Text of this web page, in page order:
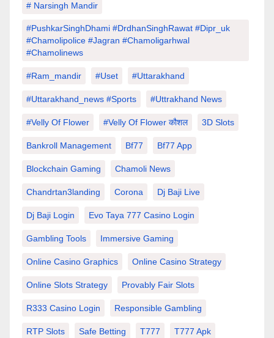
# Narsingh Mandir
#PushkarSinghDhami #drdhanSinghRawat #dipr_uk
#chamolipolice #Jagran #chamoligarhwal
#chamolinews
#Ram_mandir #uset #uttarakhand
#Uttarakhand_news #sports #Uttrakhand News
#velly Of Flower #velly Of Flower कौशल 3D Slots
Bankroll Management Bf77 Bf77 App
Blockchain Gaming Chamoli News
Chandrtan3landing Corona Dj Baji Live
Dj Baji Login Evo Taya 777 Casino Login
Gambling Tools Immersive Gaming
Online Casino Graphics Online Casino Strategy
Online Slots Strategy Provably Fair Slots
R333 Casino Login Responsible Gambling
RTP Slots Safe Betting T777 T777 Apk